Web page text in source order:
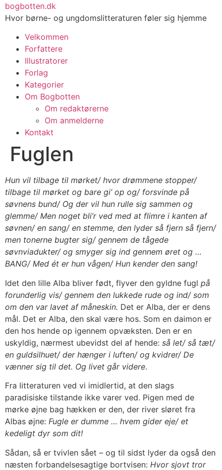
Videre
til
bogbotten.dk
Hvor børne- og ungdomslitteraturen føler sig hjemme
Velkommen
Forfattere
Illustratorer
Forlag
Kategorier
Om Bogbotten
Om redaktørerne
Om anmelderne
Kontakt
Fuglen
Hun vil tilbage til mørket/ hvor drømmene stopper/
tilbage til mørket og bare gi’ op og/ forsvinde på
søvnens bund/ Og der vil hun rulle sig sammen og
glemme/ Men noget bli’r ved med at flimre i kanten af
søvnen/ en sang/ en stemme, den lyder så fjern så fjern/
men tonerne bugter sig/ gennem de tågede
søvnviadukter/ og smyger sig ind gennem øret og …
BANG/ Med ét er hun vågen/ Hun kender den sang!
Idet den lille Alba bliver født, flyver den gyldne fugl på
forunderlig vis/ gennem den lukkede rude og ind/ som
om den var lavet af måneskin. Det er Alba, der er dens
mål. Det er Alba, den skal være hos. Som en daimon er
den hos hende op igennem opvæksten. Den er en
uskyldig, nærmest ubevidst del af hende: så let/ så tæt/
en guldsilhuet/ der hænger i luften/ og kvidrer/ De
vænner sig til det. Og livet går videre.
Fra litteraturen ved vi imidlertid, at den slags
paradisiske tilstande ikke varer ved. Pigen med de
mørke øjne bag hækken er den, der river sløret fra
Albas øjne: Fugle er dumme … hvem gider eje/ et
kedeligt dyr som dit!
Sådan, så er tvivlen sået – og til sidst lyder da også den
næsten forbandelsesagtige bortvisen: Hvor sjovt tror